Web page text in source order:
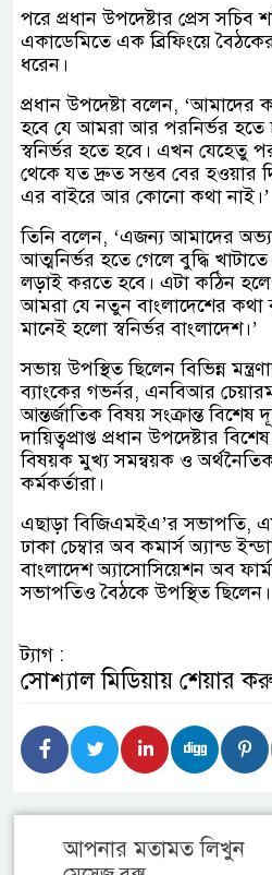
পরে প্রধান উপদেষ্টার প্রেস
একাডেমিতে এক ব্রিফিংয়ে
ধরেন।
প্রধান উপদেষ্টা বলেন, ‘আমাদের
হবে যে আমরা আর পরনির্ভর হতে
স্বনির্ভর হতে হবে। এখন যেহেতু
থেকে যত দ্রুত সম্ভব বের হওয়ার
এর বাইরে আর কোনো কথা নাই।’
তিনি বলেন, ‘এজন্য আমাদের
আত্মনির্ভর হতে গেলে বুদ্ধি
লড়াই করতে হবে। এটা কঠিন
আমরা যে নতুন বাংলাদেশের কথা
মানেই হলো স্বনির্ভর বাংলাদেশ।’
সভায় উপস্থিত ছিলেন বিভিন্ন
ব্যাংকের গভর্নর, এনবিআর
আন্তর্জাতিক বিষয় সংক্রান্ত বিশেষ
দায়িত্বপ্রাপ্ত প্রধান উপদেষ্টার
বিষয়ক মুখ্য সমন্বয়ক ও
কর্মকর্তারা।
এছাড়া বিজিএমইএ’র সভাপতি,
ঢাকা চেম্বার অব কমার্স অ্যান্ড
বাংলাদেশ অ্যাসোসিয়েশন অব
সভাপতিও বৈঠকে উপস্থিত ছিলেন।
ট্যাগ :
সোশ্যাল মিডিয়ায় শেয়ার
আপনার মতামত লিখুন